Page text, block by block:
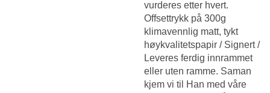
vurderes etter hvert.
Offsettrykk på 300g
klimavennlig matt, tykt
høykvalitetspapir / Signert /
Leveres ferdig innrammet
eller uten ramme. Saman
kjem vi til Han med våre